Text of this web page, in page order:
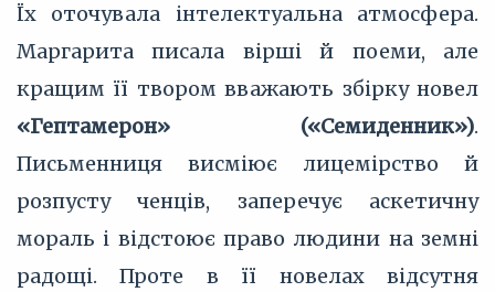
Їх оточувала інтелектуальна атмосфера.
Маргарита писала вірші й поеми, але
кращим її твором вважають збірку новел
«Гептамерон» («Семиденник»).
Письменниця висміює лицемірство й
розпусту ченців, заперечує аскетичну
мораль і відстоює право людини на земні
радощі. Проте в її новелах відсутня